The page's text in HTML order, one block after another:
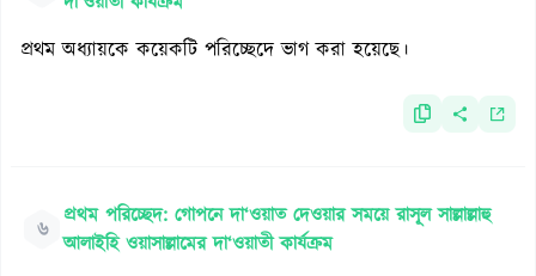
প্রথম অধ্যায়কে কয়েকটি পরিচ্ছেদে ভাগ করা হয়েছে।
৬
প্রথম পরিচ্ছেদ: গোপনে দা‘ওয়াত দেওয়ার সময়ে রাসূল সাল্লাল্লাহু
আলাইহি ওয়াসাল্লামের দা‘ওয়াতী কার্যক্রম